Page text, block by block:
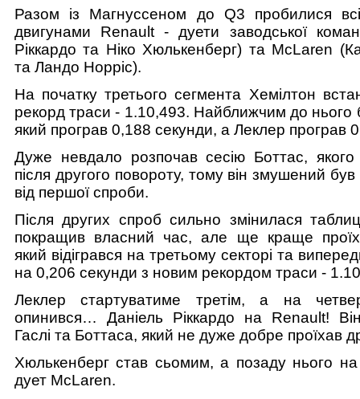
Разом із Магнуссеном до Q3 пробилися
двигунами Renault - дуети заводської
Ріккардо та Ніко Хюлькенберг) та McLaren
та Ландо Норріс).
На початку третього сегмента Хемілтон
рекорд траси - 1.10,493. Найближчим до нього
який програв 0,188 секунди, а Леклер програв
Дуже невдало розпочав сесію Боттас, якого
після другого повороту, тому він змушений був
від першої спроби.
Після других спроб сильно змінилася
покращив власний час, але ще краще
який відігрався на третьому секторі та
на 0,206 секунди з новим рекордом траси -
Леклер стартуватиме третім, а на
опинився… Даніель Ріккардо на Renault!
Гаслі та Боттаса, який не дуже добре проїхав
Хюлькенберг став сьомим, а позаду нього на
дует McLaren.